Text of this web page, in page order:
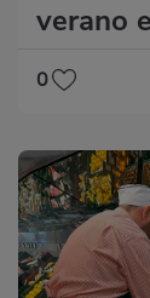
verano
0